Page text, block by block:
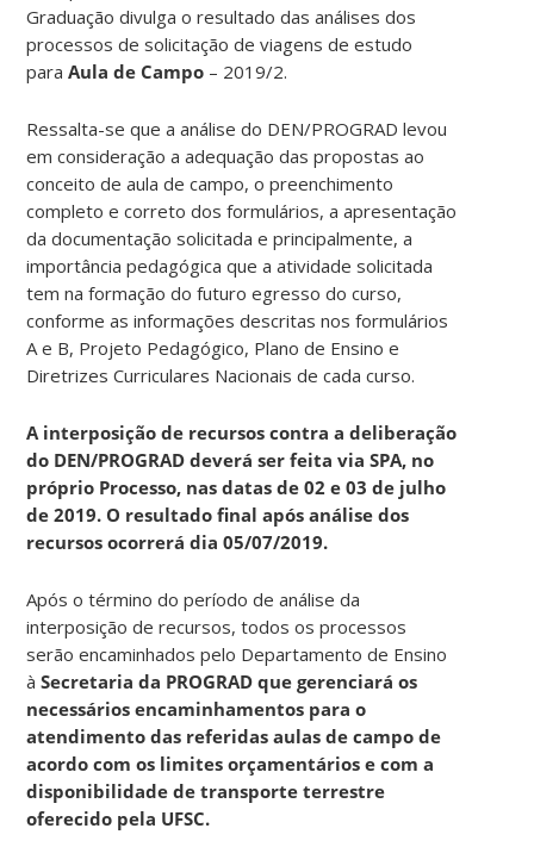
Graduação divulga o resultado das análises dos
processos de solicitação de viagens de estudo
paraAula de Campo – 2019/2.
Ressalta-se que a análise do DEN/PROGRAD levou
em consideração a adequação das propostas ao
conceito de aula de campo, o preenchimento
completo e correto dos formulários, a apresentação
da documentação solicitada e principalmente, a
importância pedagógica que a atividade solicitada
tem na formação do futuro egresso do curso,
conforme as informações descritas nos formulários
A e B, Projeto Pedagógico, Plano de Ensino e
Diretrizes Curriculares Nacionais de cada curso.
A interposição de recursos contra a deliberação
do DEN/PROGRAD deverá ser feita via SPA, no
próprio Processo, nas datas de 02 e 03 de julho
de 2019. O resultado final após análise dos
recursos ocorrerá dia 05/07/2019.
Após o término do período de análise da
interposição de recursos, todos os processos
serão encaminhados pelo Departamento de Ensino
àSecretaria da PROGRAD que gerenciará os
necessários encaminhamentos para o
atendimento das referidas aulas de campo de
acordo com os limites orçamentários e com a
disponibilidade de transporte terrestre
oferecido pela UFSC.